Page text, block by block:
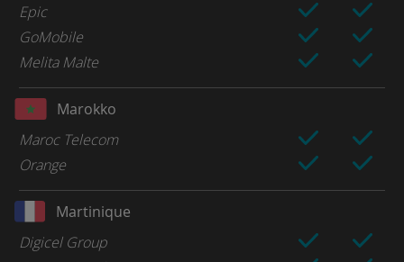
Epic
GoMobile
Melita Malte
Marokko
Maroc Telecom
Orange
Martinique
Digicel Group